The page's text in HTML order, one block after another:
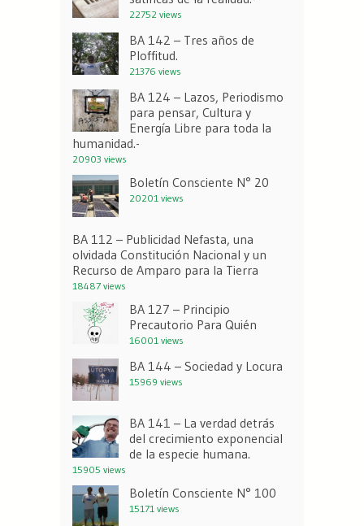
22752 views
BA 142 – Tres años de
Ploffitud.
21376 views
BA 124 – Lazos, Periodismo
para pensar, Cultura y
Energía Libre para toda la
humanidad.-
20903 views
Boletín Consciente N° 20
20201 views
BA 112 – Publicidad Nefasta, una
olvidada Constitución Nacional y un
Recurso de Amparo para la Tierra
18487 views
BA 127 – Principio
Precautorio Para Quién
16001 views
BA 144 – Sociedad y Locura
15969 views
BA 141 – La verdad detrás
del crecimiento exponencial
de la especie humana.
15905 views
Boletín Consciente N° 100
15171 views